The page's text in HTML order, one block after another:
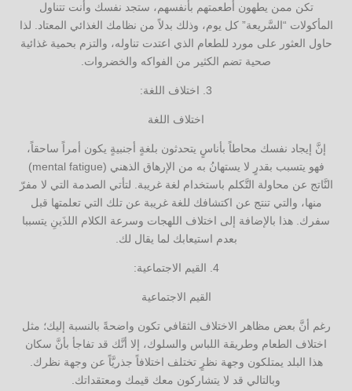
تكن ممن يطهون أطعمتهم بأنفسهم، ستجد نفسك وأنت تتناول
المأكولات “السَّريعة” كل يوم، وذلك بدلاً من نظامك الغذائي المعتاد. لذا
حاول العثور على مورد للطعام الذي اعتدت تناوله، والتزم بحمية غذائية
صحية تضم الكثير من الفواكه والخضروات.
3. اختلاف اللغة:
اختلاف اللغة
إنَّ إيجاد نفسك محاطاً بأناسٍ يتحدثون بلغةٍ أجنبيةٍ يكون أمراً ساحقاً،
فهو يتسبب بقدرٍ لا يستهانُ به من الإرهاق الذهني (mental fatigue)
النَّاتج عن محاولة التَّكلم باستخدام لغة غريبة. لتأتي الصدمة التي لا مفرّ
منها، والتي تنتج عن اكتشافك للغة غريبة عن تلك التي تعلمتها قبل
سفرك. هذا بالإضافة إلى اختلاف اللهجات وسرعة الكلام اللذَينِ يتسببا
بعدم استيعابك لما يقال لك.
4. القيم الاجتماعية:
القيم الاجتماعية
رغم أنَّ بعض مظاهر الاختلاف الثقافي تكون واضحةً بالنسبة إليك؛ مثل
اختلاف الطعام وطريقة اللباس والسلوك، إلا أنَّك قد تفاجأ بأنَّ سكان
هذا البلد يمتلكون وجهة نظرٍ تختلف اختلافاً جذريَّاً عن وجهة نظرك.
وبالتالي قد لا يتشاركون معك قيمك ومعتقداتك.